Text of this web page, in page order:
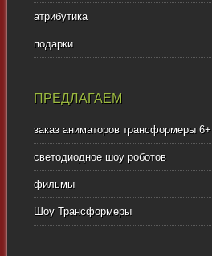
атрибутика
подарки
ПРЕДЛАГАЕМ
заказ аниматоров трансформеры 6+
светодиодное шоу роботов
фильмы
Шоу Трансформеры